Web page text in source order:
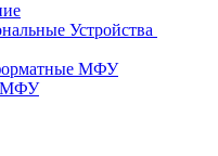
Устройства
МФУ
МФУ